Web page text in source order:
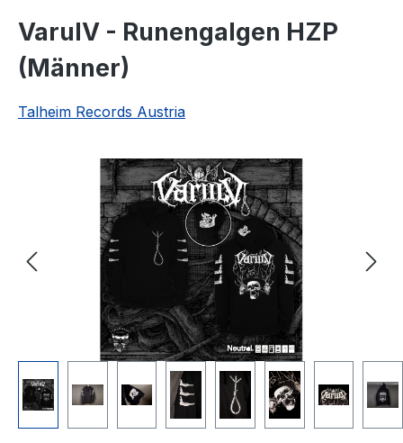
VarulV - Runengalgen HZP
(Männer)
Talheim Records Austria
Bildergalerie überspringen